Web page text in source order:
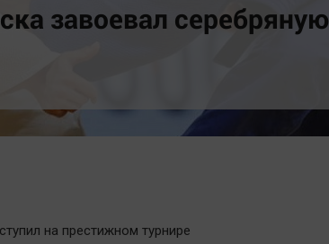
Вкусное
ЖКХ
Интервью
Отдых
Светская жизнь
Тенденции
завоевал серебряную
на престижном турнире